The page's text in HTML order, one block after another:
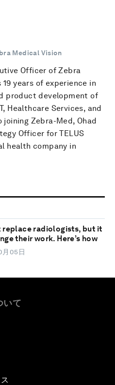
Medical Vision
Officer of Zebra
19 years of experience in
product development of
Healthcare Services, and
Zebra-Med, Ohad
Officer for TELUS
health company in
replace radiologists, but it
their work. Here’s how
月05日
いて